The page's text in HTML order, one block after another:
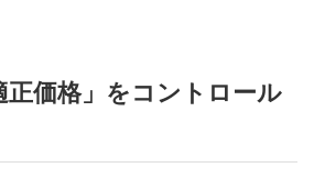
正価格」をコントロール